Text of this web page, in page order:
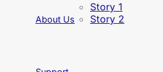
About Us
Story 1
Story 2